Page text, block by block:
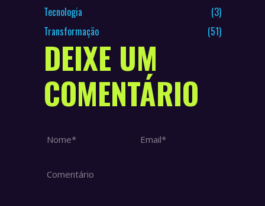
Tecnologia
(3)
Transformação
(51)
DEIXE UM
COMENTÁRIO
Comentário
Nome * Email *